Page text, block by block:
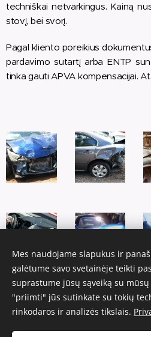
techniškai netvarkingus. Kainą
stovį, bei svorį.
Pagal kliento poreikius
pardavimo sutartį arba ENTP
tinka gauti APVA kompensacijai.
Mes naudojame slapukus ir
galėtume savo svetainėje teikti
suprastume jūsų sąveiką su
"priimti" jūs sutinkate su tokių
rinkodaros ir analizės tikslais.